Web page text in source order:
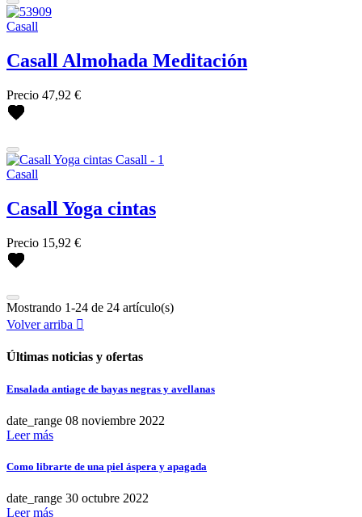
Casall
Casall Almohada Meditación
Precio 47,92 €
Casall
Casall Yoga cintas
Precio 15,92 €
Mostrando 1-24 de 24 artículo(s)
Volver arriba 
FILTRAR POR
Block
Botellas
Últimas noticias y ofertas
Ensalada antiage de bayas negras y avellanas
date_range 08 noviembre 2022
Leer más
Como librarte de una piel áspera y apagada
date_range 30 octubre 2022
Leer más